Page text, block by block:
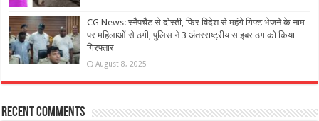
CG News: स्नैपचैट से दोस्ती, फिर विदेश से महंगे गिफ्ट भेजने के नाम
पर महिलाओं से ठगी, पुलिस ने 3 अंतरराष्ट्रीय साइबर ठग को किया
गिरफ्तार
August 8, 2025
Recent Comments